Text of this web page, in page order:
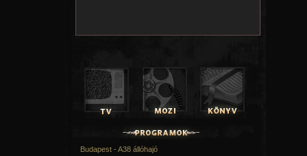
Budapest - A38 állóhajó